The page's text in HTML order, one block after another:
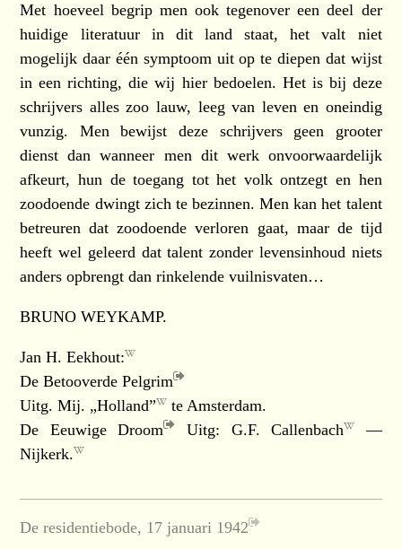
Met hoeveel begrip men ook tegenover een deel der
huidige literatuur in dit land staat, het valt niet
mogelijk daar één symptoom uit op te diepen dat wijst
in een richting, die wij hier bedoelen. Het is bij deze
schrijvers alles zoo lauw, leeg van leven en oneindig
vunzig. Men bewijst deze schrijvers geen grooter
dienst dan wanneer men dit werk onvoorwaardelijk
afkeurt, hun de toegang tot het volk ontzegt en hen
zoodoende dwingt zich te bezinnen. Men kan het talent
betreuren dat zoodoende verloren gaat, maar de tijd
heeft wel geleerd dat talent zonder levensinhoud niets
anders opbrengt dan rinkelende vuilnisvaten…
BRUNO WEYKAMP.
Jan H. Eekhout:
De Betooverde Pelgrim
Uitg. Mij. „Holland”
te Amsterdam.
De Eeuwige Droom
Uitg: G.F. Callenbach
—
Nijkerk.
De residentiebode, 17 januari 1942